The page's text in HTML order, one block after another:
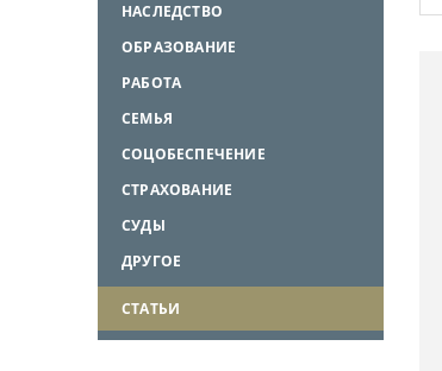
НАСЛЕДСТВО
ОБРАЗОВАНИЕ
РАБОТА
СЕМЬЯ
СОЦОБЕСПЕЧЕНИЕ
СТРАХОВАНИЕ
СУДЫ
ДРУГОЕ
СТАТЬИ